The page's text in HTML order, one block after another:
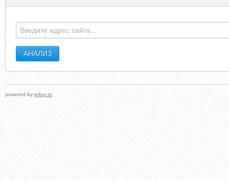
powered by prlog.ru